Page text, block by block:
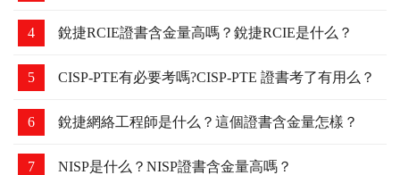
4 銳捷RCIE證書含金量高嗎？銳捷RCIE是什么？
5 CISP-PTE有必要考嗎?CISP-PTE 證書考了有用么？
6 銳捷網絡工程師是什么？這個證書含金量怎樣？
7 NISP是什么？NISP證書含金量高嗎？